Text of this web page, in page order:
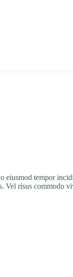
eiusmod tempor
risus commodo